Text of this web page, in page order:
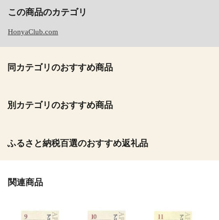
この商品のカテゴリ
HonyaClub.com
同カテゴリのおすすめ商品
別カテゴリのおすすめ商品
ふるさと納税百選のおすすめ返礼品
関連商品